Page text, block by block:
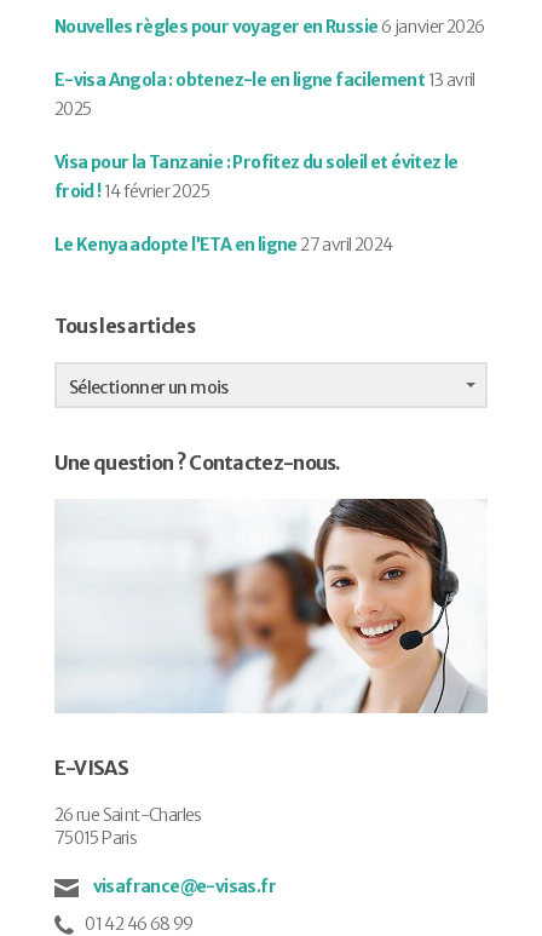
Nouvelles règles pour voyager en Russie 6 janvier 2026
E-visa Angola : obtenez-le en ligne facilement 13 avril
2025
Visa pour la Tanzanie : Profitez du soleil et évitez le
froid !14 février 2025
Le Kenya adopte l’ETA en ligne27 avril 2024
Tous les articles
Tous
les
articles
Sélectionner un mois
Une question ? Contactez-nous.
E-VISAS
26 rue Saint-Charles
75015 Paris
visafrance@e-visas.fr
01 42 46 68 99